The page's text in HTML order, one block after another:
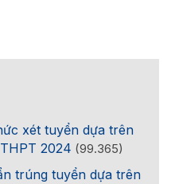
xét tuyển dựa trên
2024 (99.365)
trúng tuyển dựa trên